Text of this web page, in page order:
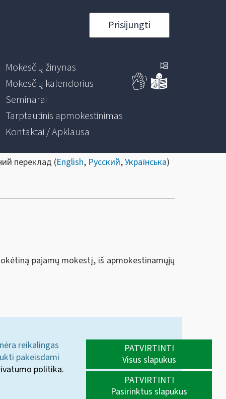
Prisijungti
Mokesčių žinynas
Mokesčių kalendorius
Seminarai
Tarptautinis apmokestinimas
Kontaktai / Apklausa
переклад (English, Русский,Українська)
pajamų mokestį, iš apmokestinamųjų
reikalingas
pakeisdami
politika.
PATVIRTINTI
Visus slapukus
PATVIRTINTI
Pasirinktus slapukus